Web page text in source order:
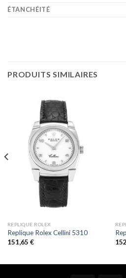
ÉTANCHÉITÉ
PRODUITS SIMILAIRES
REPLIQUE ROLEX
Replique Rolex Cellini 5310
151,65 €